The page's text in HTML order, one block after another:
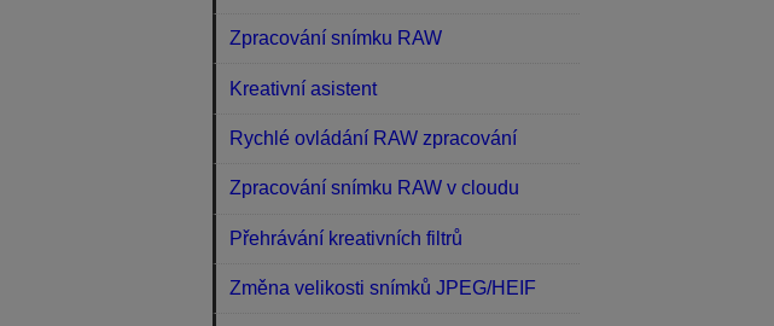
Zpracování snímku RAW
Kreativní asistent
Rychlé ovládání RAW zpracování
Zpracování snímku RAW v cloudu
Přehrávání kreativních filtrů
Změna velikosti snímků JPEG/HEIF